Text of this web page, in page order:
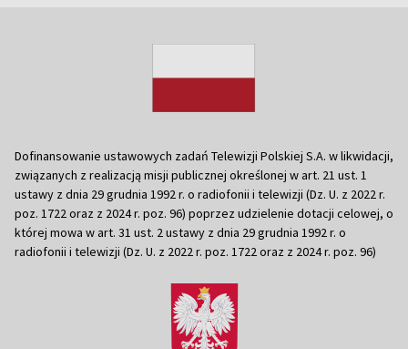
Dofinansowanie ustawowych zadań Telewizji Polskiej S.A. w likwidacji,
związanych z realizacją misji publicznej określonej w art. 21 ust. 1
ustawy z dnia 29 grudnia 1992 r. o radiofonii i telewizji (Dz. U. z 2022 r.
poz. 1722 oraz z 2024 r. poz. 96) poprzez udzielenie dotacji celowej, o
której mowa w art. 31 ust. 2 ustawy z dnia 29 grudnia 1992 r. o
radiofonii i telewizji (Dz. U. z 2022 r. poz. 1722 oraz z 2024 r. poz. 96)